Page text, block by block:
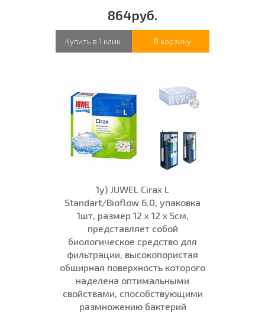
864руб.
Купить в 1 клик В корзину
1у) JUWEL Cirax L
Standart/Bioflow 6.0, упаковка
1шт, размер 12 x 12 x 5см,
представляет собой
биологическое средство для
фильтрации, высокопористая
обширная поверхность которого
наделена оптимальными
свойствами, способствующими
размножению бактерий